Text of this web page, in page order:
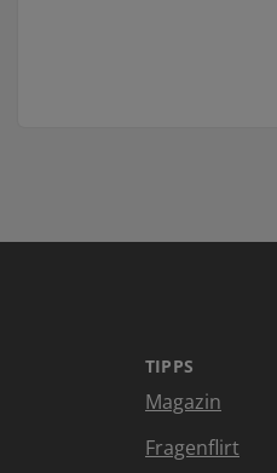
TIPPS
Magazin
Fragenflirt